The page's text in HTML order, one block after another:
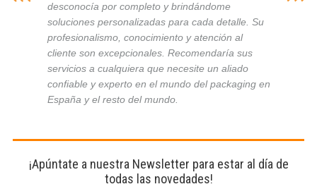
desconocía por completo y brindándome
soluciones personalizadas para cada detalle. Su
profesionalismo, conocimiento y atención al
cliente son excepcionales. Recomendaría sus
servicios a cualquiera que necesite un aliado
confiable y experto en el mundo del packaging en
España y el resto del mundo.
¡Apúntate a nuestra Newsletter para estar al día de
todas las novedades!